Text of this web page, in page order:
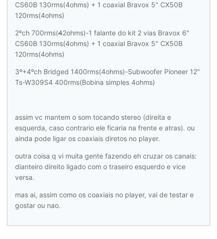
CS60B 130rms(4ohms) + 1 coaxial Bravox 5" CX50B
120rms(4ohms)
2ºch 700rms(42ohms)-1 falante do kit 2 vias Bravox 6"
CS60B 130rms(4ohms) + 1 coaxial Bravox 5" CX50B
120rms(4ohms)
3º+4ºch Bridged 1400rms(4ohms)-Subwoofer Pioneer 12"
Ts-W309S4 400rms(Bobina simples 4ohms)
assim vc mantem o som tocando stereo (direita e
esquerda, caso contrario ele ficaria na frente e atras). ou
ainda pode ligar os coaxiais diretos no player.
outra coisa q vi muita gente fazendo eh cruzar os canais:
dianteiro direito ligado com o traseiro esquerdo e vice
versa.
mas ai, assim como os coaxiais no player, vai de testar e
gostar ou nao.